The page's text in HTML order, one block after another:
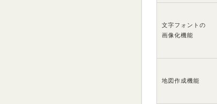
文字フォントの
画像化機能
地図作成機能